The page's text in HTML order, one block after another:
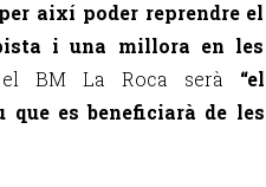
així poder reprendre el
i una millora en les
BM La Roca serà “el
es beneficiarà de les